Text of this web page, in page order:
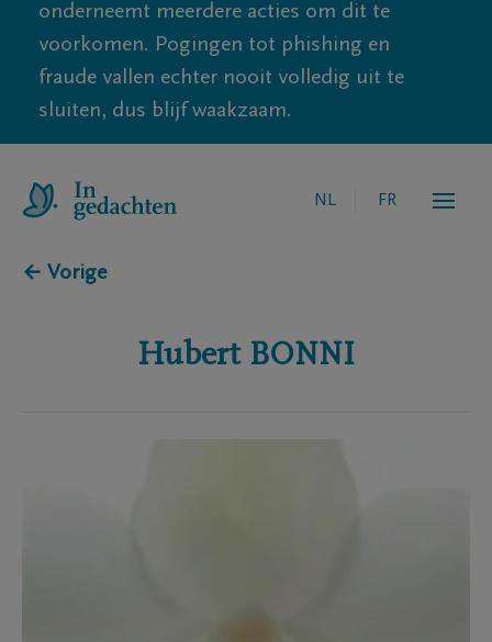
onderneemt meerdere acties om dit te
voorkomen. Pogingen tot phishing en
fraude vallen echter nooit volledig uit te
sluiten, dus blijf waakzaam.
NL FR
← Vorige
Hubert BONNI